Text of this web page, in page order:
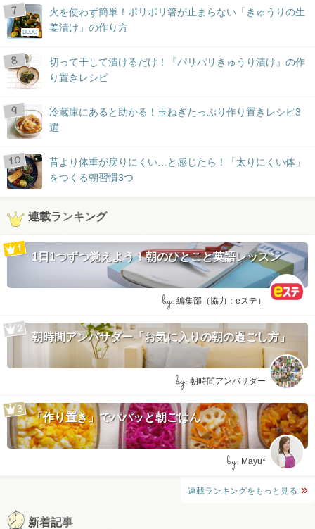
BLOG
火を使わず簡単！ポリポリ箸が止まらない「きゅうりの生
姜漬け」の作り方
切って干して漬けるだけ！『パリパリきゅうり漬け』の作
り置きレシピ
冷蔵庫にあると助かる！玉ねぎたっぷり作り置きレシピ3
選
昔より体重が戻りにくい…と感じたら！「太りにくい体」
をつくる朝習慣3つ
連載ランキング
1日1つずつ覚えよう！朝のひとこと英語レッスン
by: 編集部（協力：eステ）
朝時間アンバサダー「お気に入りの朝の過ごし方」
by: 朝時間アンバサダー
「作り置き」でパパッと朝ごはん
by: Mayu*
連載ランキングをもっと見る
新着記事